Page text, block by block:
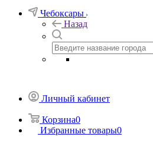
Чебоксары
Назад
Личный кабинет
Корзина0
Избранные товары0